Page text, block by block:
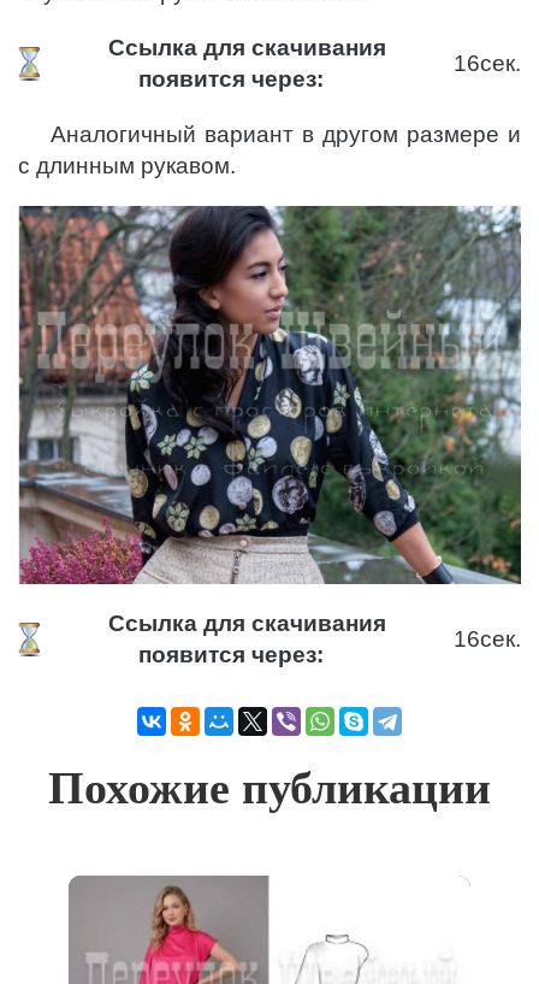
Ссылка для скачивания
появится через:
15сек.
Аналогичный вариант в другом размере и
с длинным рукавом.
Ссылка для скачивания
появится через:
15сек.
Похожие публикации